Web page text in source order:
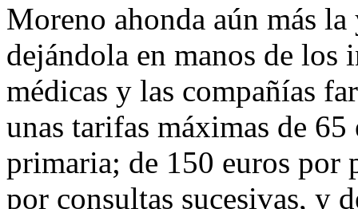
Moreno ahonda aún más
dejándola en manos de los
médicas y las compañías
unas tarifas máximas de
primaria; de 150 euros por
por consultas sucesivas, y